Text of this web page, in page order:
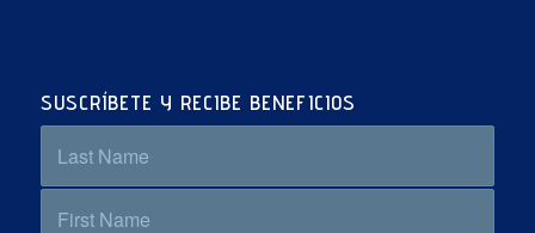
SUSCRÍBETE Y RECIBE BENEFICIOS